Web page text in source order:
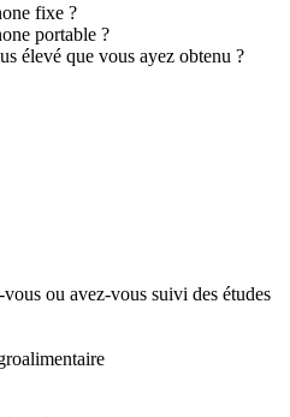
fixe ?
portable ?
élevé que vous ayez obtenu ?
ou avez-vous suivi des études